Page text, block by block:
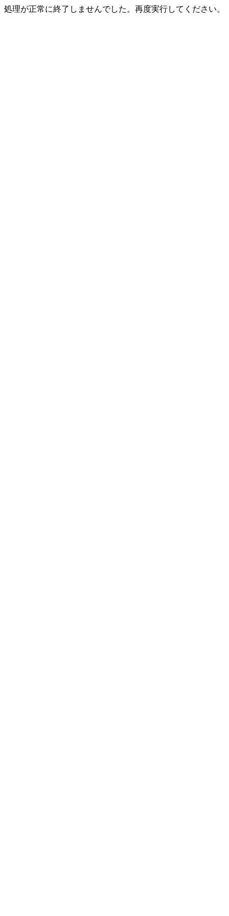
処理が正常に終了しませんでした。再度実行してください。